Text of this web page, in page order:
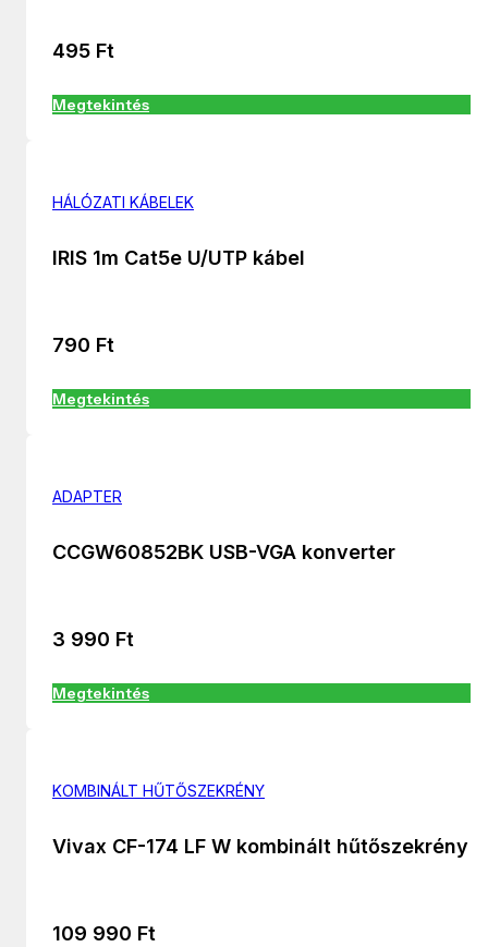
495 Ft
Megtekintés
HÁLÓZATI KÁBELEK
IRIS 1m Cat5e U/UTP kábel
790 Ft
Megtekintés
ADAPTER
CCGW60852BK USB-VGA konverter
3 990 Ft
Megtekintés
KOMBINÁLT HŰTŐSZEKRÉNY
Vivax CF-174 LF W kombinált hűtőszekrény
109 990 Ft